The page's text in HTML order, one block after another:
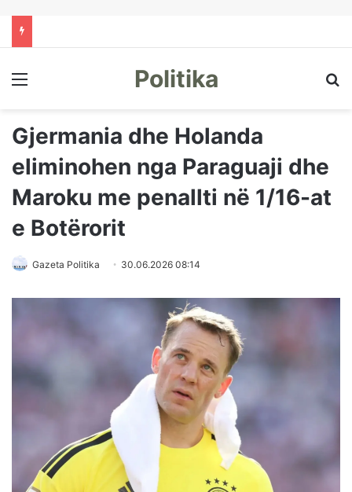
Menu Politika
Gjermania dhe Holanda
eliminohen nga Paraguaji dhe
Maroku me penallti në 1/16-at
e Botërorit
Gazeta Politika 30.06.2026 08:14